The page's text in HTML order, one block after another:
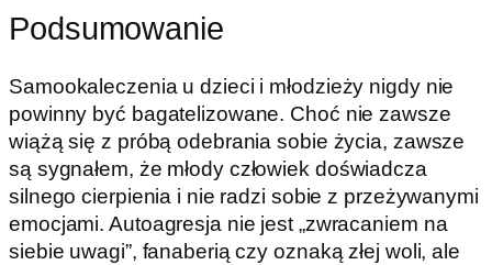
Podsumowanie
Samookaleczenia u dzieci i młodzieży nigdy nie
powinny być bagatelizowane. Choć nie zawsze
wiążą się z próbą odebrania sobie życia, zawsze
są sygnałem, że młody człowiek doświadcza
silnego cierpienia i nie radzi sobie z przeżywanymi
emocjami. Autoagresja nie jest „zwracaniem na
siebie uwagi”, fanaberią czy oznaką złej woli, ale